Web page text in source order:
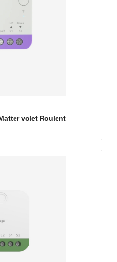
volet Roulent